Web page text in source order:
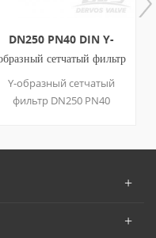
8" тип сетчатый фильтр
РФ КФ3М АСМЭ Б16.34
литой стали ы 150ЛБ
8-дюймовый сетчатый
фильтр 150 фунтов
B16.34. Корпус клапана